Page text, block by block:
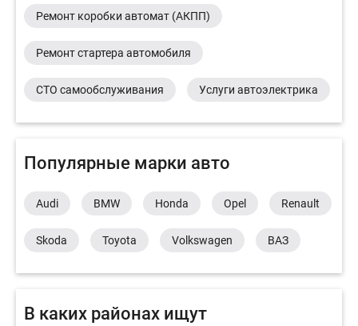
Ремонт коробки автомат (АКПП)
Ремонт стартера автомобиля
СТО самообслуживания Услуги автоэлектрика
Популярные марки авто
Audi BMW Honda Opel Renault
Skoda Toyota Volkswagen ВАЗ
В каких районах ищут